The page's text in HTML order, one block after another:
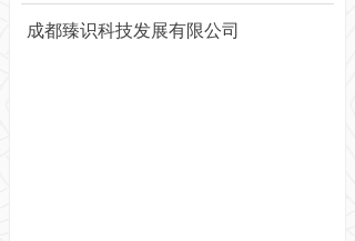
成都臻识科技发展有限公司